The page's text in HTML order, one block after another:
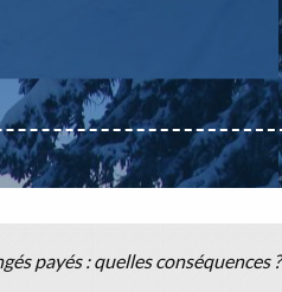
payés : quelles conséquences ?